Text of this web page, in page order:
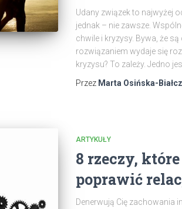
Udany związek to najwyżej
jednak – nie zawsze.
chwile i kryzysy. Bywa, że
rozwiązaniem wydaje się
kryzysu? To zależy. Jedno
Przez Marta Osińska-
ARTYKUŁY
8 rzeczy,
poprawić
Denerwują Cię zachowania